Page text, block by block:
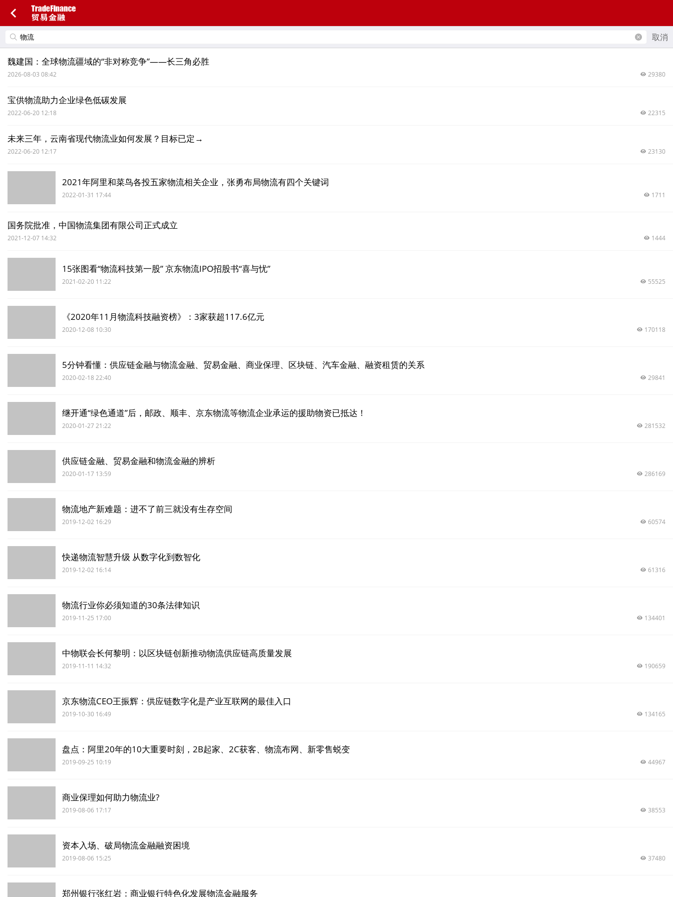
取消
魏建国：全球物流疆域的“非对称竞争”——长三角必胜
2026-08-03 08:42 29380
宝供物流助力企业绿色低碳发展
2022-06-20 12:18 22315
未来三年，云南省现代物流业如何发展？目标已定→
2022-06-20 12:17 23130
2021年阿里和菜鸟各投五家物流相关企业，张勇布局物流有四个关键词
2022-01-31 17:44 1711
国务院批准，中国物流集团有限公司正式成立
2021-12-07 14:32 1444
15张图看“物流科技第一股” 京东物流IPO招股书“喜与忧”
2021-02-20 11:22 55525
《2020年11月物流科技融资榜》：3家获超117.6亿元
2020-12-08 10:30 170118
5分钟看懂：供应链金融与物流金融、贸易金融、商业保理、区块链、汽车金融、融资租赁的关系
2020-02-18 22:40 29841
继开通“绿色通道”后，邮政、顺丰、京东物流等物流企业承运的援助物资已抵达！
2020-01-27 21:22 281532
供应链金融、贸易金融和物流金融的辨析
2020-01-17 13:59 286169
物流地产新难题：进不了前三就没有生存空间
2019-12-02 16:29 60574
快递物流智慧升级 从数字化到数智化
2019-12-02 16:14 61316
物流行业你必须知道的30条法律知识
2019-11-25 17:00 134401
中物联会长何黎明：以区块链创新推动物流供应链高质量发展
2019-11-11 14:32 190659
京东物流CEO王振辉：供应链数字化是产业互联网的最佳入口
2019-10-30 16:49 134165
盘点：阿里20年的10大重要时刻，2B起家、2C获客、物流布网、新零售蜕变
2019-09-25 10:19 44967
商业保理如何助力物流业?
2019-08-06 17:17 38553
资本入场、破局物流金融融资困境
2019-08-06 15:25 37480
郑州银行张红岩：商业银行特色化发展物流金融服务